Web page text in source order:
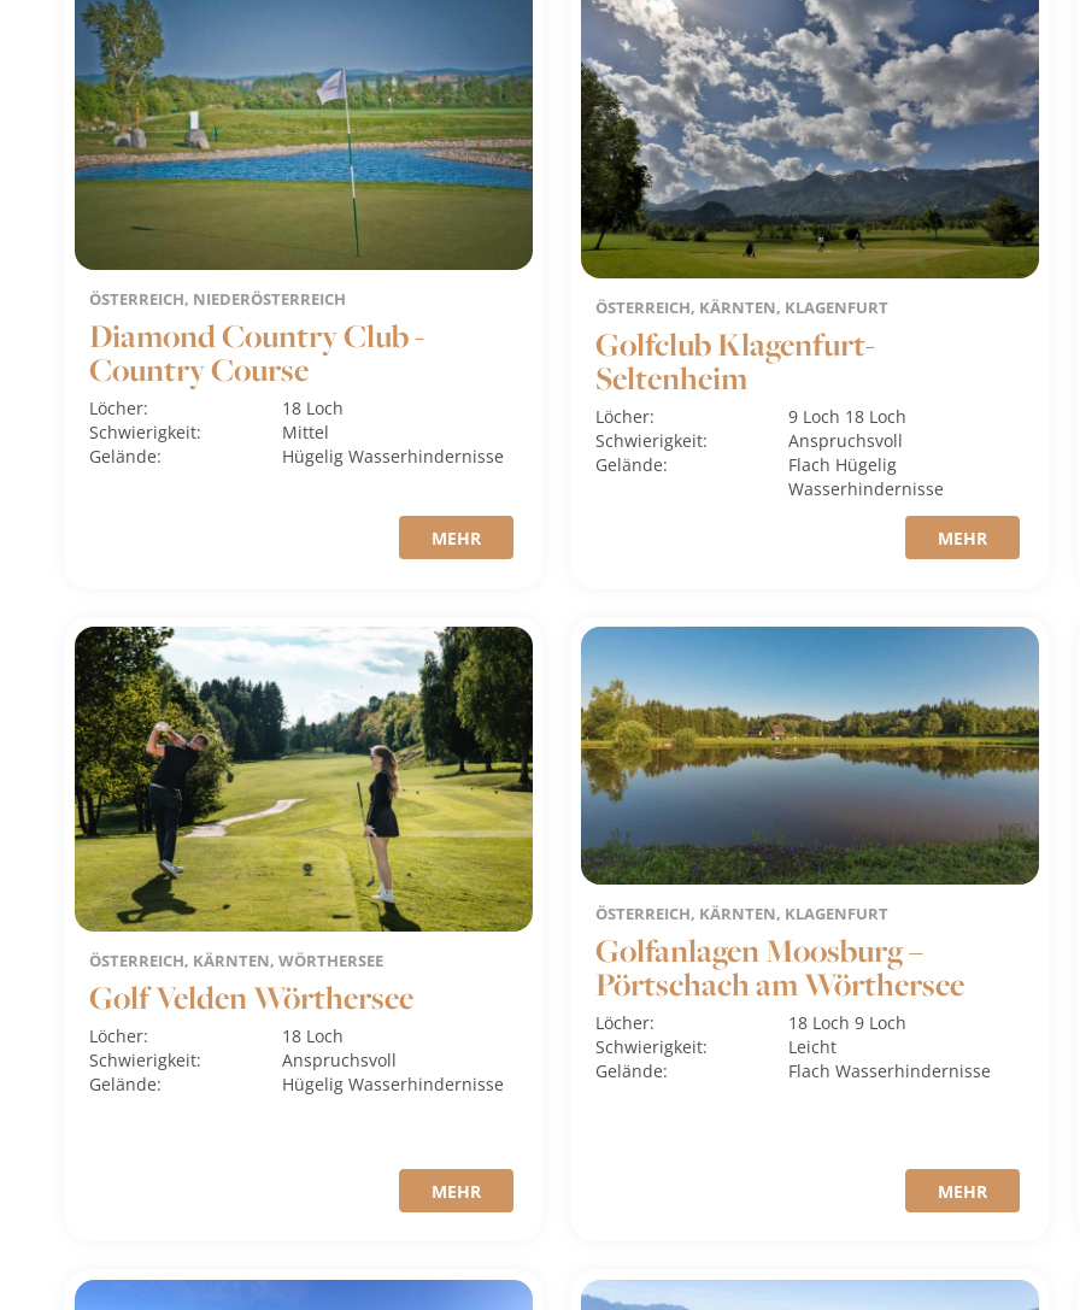
ÖSTERREICH, NIEDERÖSTERREICH
Diamond Country Club -
Country Course
Löcher:
18 Loch
Schwierigkeit:
Mittel
Gelände:
HügeligWasserhindernisse
MEHR
ÖSTERREICH, KÄRNTEN, KLAGENFURT
Golfclub Klagenfurt-
Seltenheim
Löcher: 9 Loch 18 Loch
Schwierigkeit:
Anspruchsvoll
Gelände:
Flach Hügelig
Wasserhindernisse
MEHR
ÖSTERREICH, KÄRNTEN, WÖRTHERSEE
Golf Velden Wörthersee
Löcher:
18 Loch
Schwierigkeit:
Anspruchsvoll
Gelände:
HügeligWasserhindernisse
MEHR
ÖSTERREICH, KÄRNTEN, KLAGENFURT
Golfanlagen Moosburg –
Pörtschach am Wörthersee
Löcher: 18 Loch9 Loch
Schwierigkeit:
Leicht
Gelände:
FlachWasserhindernisse
MEHR